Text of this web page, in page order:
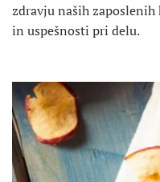
zdravju naših
in uspešnosti pri delu.